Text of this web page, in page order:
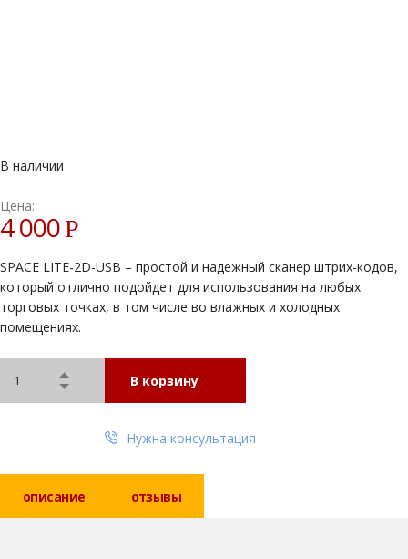
В наличии
Цена:
4 000Р
SPACE LITE-2D-USB – простой и надежный сканер штрих-кодов,
который отлично подойдет для использования на любых
торговых точках, в том числе во влажных и холодных
помещениях.
В корзину
Нужна консультация
описание отзывы